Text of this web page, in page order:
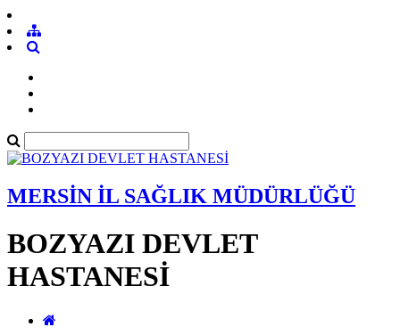
MERSİN İL SAĞLIK MÜDÜRLÜĞÜ
BOZYAZI DEVLET
HASTANESİ